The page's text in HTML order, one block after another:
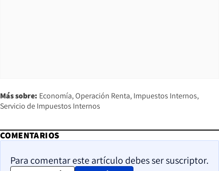
Más sobre: Economía Operación Renta Impuestos Internos
Servicio de Impuestos Internos
COMENTARIOS
Para comentar este artículo debes ser suscriptor.